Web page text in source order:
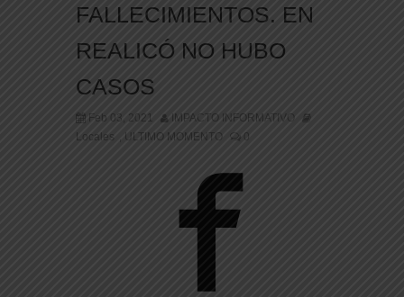
FALLECIMIENTOS. EN
REALICÓ NO HUBO
CASOS
Feb 03, 2021
IMPACTO INFORMATIVO
Locales
ULTIMO MOMENTO 0